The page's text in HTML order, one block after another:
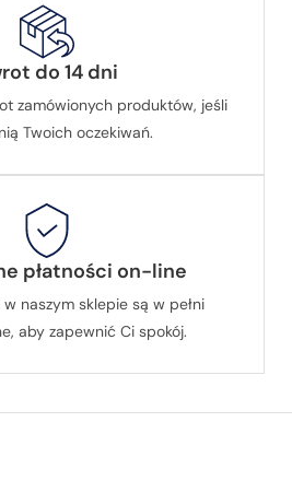
do 14 dni
zamówionych produktów, jeśli
Twoich oczekiwań.
płatności on-line
w naszym sklepie są w pełni
aby zapewnić Ci spokój.